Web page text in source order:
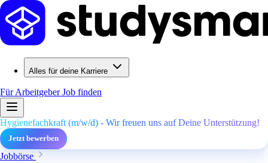
Alles für deine Karriere
Für ArbeitgeberJob finden
Hygienefachkraft (m/w/d) - Wir freuen uns auf Deine Unterstützung!
Jetzt bewerben
Jobbörse